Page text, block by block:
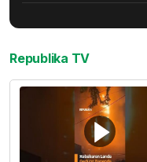
Republika TV